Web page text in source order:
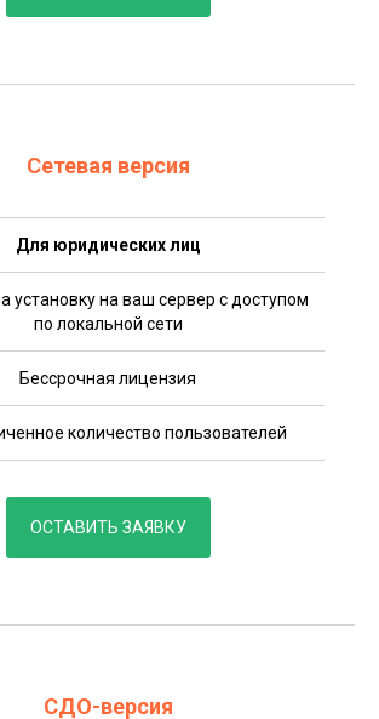
Сетевая версия
Для юридических лиц
установку на ваш сервер с доступом
по локальной сети
Бессрочная лицензия
количество пользователей
ОСТАВИТЬ ЗАЯВКУ
СДО-версия